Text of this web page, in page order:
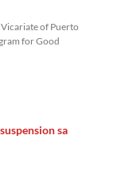
of Puerto
for Good
sa